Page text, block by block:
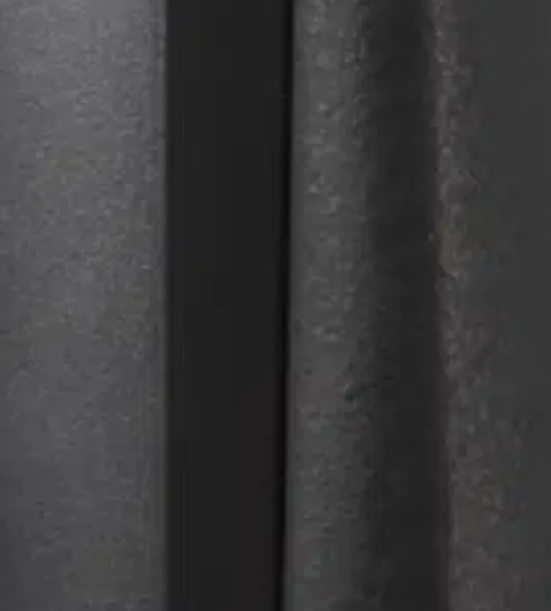
ja muotoilun. Lineaarimoottori varmistaa tasaisen
lopputulokseen ja ammattilaistason muotoiluun. Tekniset